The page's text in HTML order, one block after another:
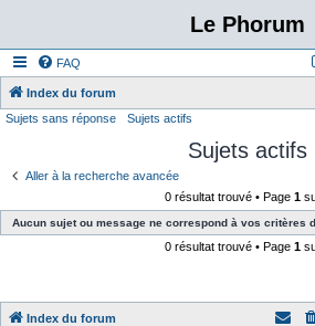
Le Phorum
FAQ
Index du forum
Sujets sans réponse Sujets actifs
Sujets actifs
Aller à la recherche avancée
0 résultat trouvé • Page 1
Aucun sujet ou message ne correspond à vos critères
0 résultat trouvé • Page 1
Index du forum